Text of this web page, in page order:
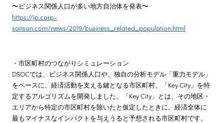
〜ビジネス関係人口が多い地方自治体を発表〜
https://jp.corp-
sansan.com/news/2019/business_related_population.html
・市区町村のつながりシミュレーション
DSOCでは、ビジネス関係人口や、独自の分析モデル「重力モデル」
をベースに、経済活動を支える鍵となる市区町村、「Key City」を特
定するアルゴリズムを開発しました。「Key City」とは、その地区・
エリアから特定の市区町村を除いたと仮定したときに、経済全体に
最もマイナスなインパクトを与えうると予想される市区町村です。